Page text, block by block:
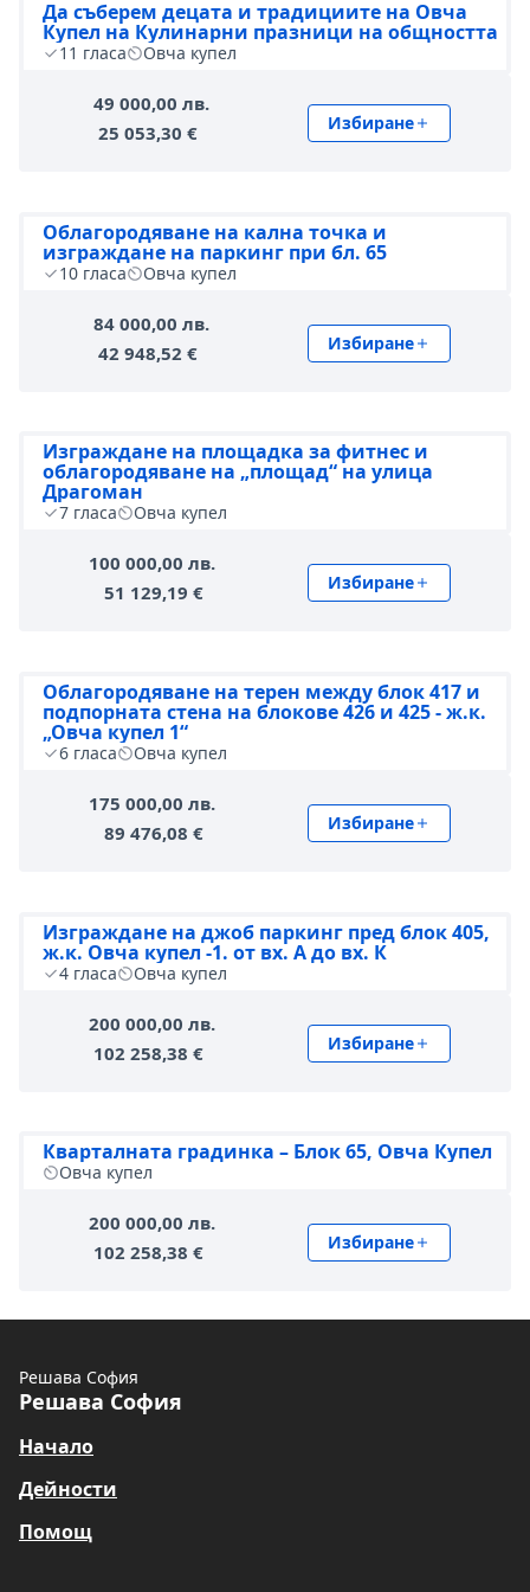
Да съберем децата и традициите на Овча
Купел на Кулинарни празници на общността
11 гласа Овча купел
49 000,00 лв.
25 053,30 €
Избиране
Облагородяване на кална точка и
изграждане на паркинг при бл. 65
10 гласа Овча купел
84 000,00 лв.
42 948,52 €
Избиране
Изграждане на площадка за фитнес и
облагородяване на „площад“ на улица
Драгоман
7 гласа Овча купел
100 000,00 лв.
51 129,19 €
Избиране
Облагородяване на терен между блок 417 и
подпорната стена на блокове 426 и 425 - ж.к.
„Овча купел 1“
6 гласа Овча купел
175 000,00 лв.
89 476,08 €
Избиране
Изграждане на джоб паркинг пред блок 405,
ж.к. Овча купел -1. от вх. А до вх. К
4 гласа Овча купел
200 000,00 лв.
102 258,38 €
Избиране
Кварталната градинка – Блок 65, Овча Купел
Овча купел
200 000,00 лв.
102 258,38 €
Избиране
Решава София
Решава София
Начало
Дейности
Помощ